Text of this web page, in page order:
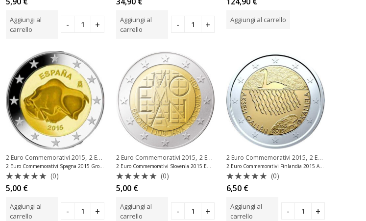
0
5Aggiungi al
carrello
5.00 su 5
Aggiungi al
carrello
5.00 su 5
Aggiungi al carrello
2 Euro Commemorativi 2015, 2 Euro Commemorativi Spagna
Valutato
0
5
(0)
5,00 €
Aggiungi al
carrello
2 Euro Commemorativi 2015, 2 Euro Commemorativi Slovenia
Valutato
0
5
(0)
5,00 €
Aggiungi al
carrello
2 Euro Commemorativi 2015, 2 Euro Commemorativi Finlandia
Valutato
0
5
(0)
6,50 €
Aggiungi al
carrello